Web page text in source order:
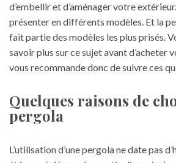
d’embellir et d’aménager votre
présenter en différents modèles. Et la
fait partie des modèles les plus prisés.
savoir plus sur ce sujet avant d’acheter
vous recommande donc de suivre ces
Quelques raisons de
pergola
L’utilisation d’une pergola ne date pas